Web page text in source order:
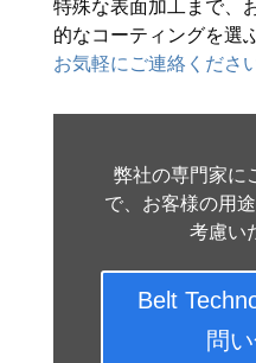
特殊な表面加工まで、
的なコーティングを選
お気軽にご連絡くださ
弊社の専門家に
で、お客様の用
考慮い
Belt
問